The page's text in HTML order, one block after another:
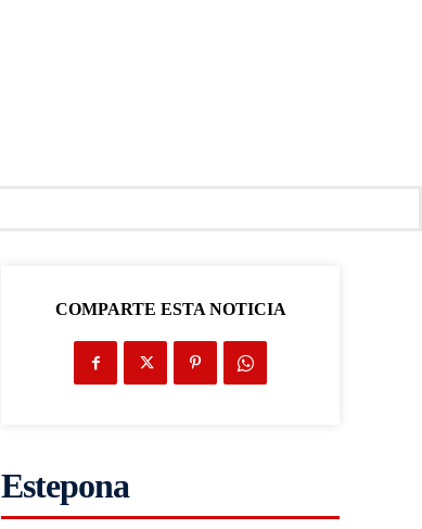
COMPARTE ESTA NOTICIA
Estepona